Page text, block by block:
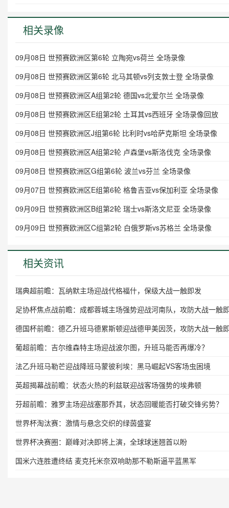
相关录像
09月08日 世预赛欧洲区第6轮 立陶宛vs荷兰 全场录像
09月08日 世预赛欧洲区第6轮 北马其顿vs列支敦士登 全场录像
09月08日 世预赛欧洲区A组第2轮 德国vs北爱尔兰 全场录像
09月08日 世预赛欧洲区E组第2轮 土耳其vs西班牙 全场录像回放
09月08日 世预赛欧洲区J组第6轮 比利时vs哈萨克斯坦 全场录像
09月08日 世预赛欧洲区A组第2轮 卢森堡vs斯洛伐克 全场录像
09月08日 世预赛欧洲区G组第6轮 波兰vs芬兰 全场录像
09月07日 世预赛欧洲区E组第6轮 格鲁吉亚vs保加利亚 全场录像
09月09日 世预赛欧洲区B组第2轮 瑞士vs斯洛文尼亚 全场录像
09月09日 世预赛欧洲区C组第2轮 白俄罗斯vs苏格兰 全场录像
相关资讯
瑞典超前瞻：瓦纳默主场迎战代格福什，保级大战一触即发
足协杯焦点战前瞻：成都蓉城主场强势迎战河南队，攻防大战一触
德国杯前瞻：德乙升班马德累斯顿迎战德甲美因茨，攻防大战一触
葡超前瞻：吉尔维森特主场迎战波尔图，升班马能否再爆冷？
法乙升班马勒芒迎战降班马蒙彼利埃：黑马崛起VS客场虫困境
英超揭幕战前瞻：状态火热的利兹联迎战客场强势的埃弗顿
芬超前瞻：雅罗主场迎战塞那乔其，状态回暖能否打破交锋劣势？
世界杯淘汰赛：激情与悬念交织的绿茵盛宴
世界杯决赛圈：巅峰对决即将上演，全球球迷翘首以盼
国米六连胜遭终结 麦克托米奈双响助那不勒斯逼平蓝黑军